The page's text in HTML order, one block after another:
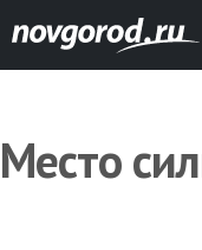
Место